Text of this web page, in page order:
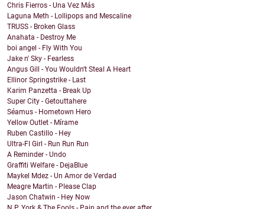
Chris Fierros - Una Vez Más
Laguna Meth - Lollipops and Mescaline
TRUSS - Broken Glass
Anahata - Destroy Me
boi angel - Fly With You
Jake n' Sky - Fearless
Angus Gill - You Wouldn't Steal A Heart
Ellinor Springstrike - Last
Karim Panzetta - Break Up
Super City - Getouttahere
Séamus - Hometown Hero
Yellow Outlet - Mírame
Ruben Castillo - Hey
Ultra-FI Girl - Run Run Run
A Reminder - Undo
Graffiti Welfare - DejaBlue
Maykel Mdez - Un Amor de Verdad
Meagre Martin - Please Clap
Jason Chatwin - Hey Now